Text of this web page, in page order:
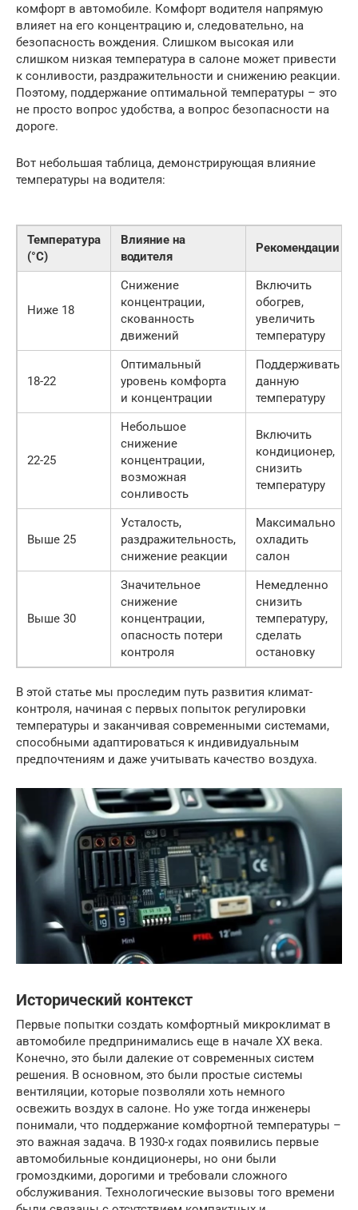
комфорт в автомобиле. Комфорт водителя напрямую
влияет на его концентрацию и, следовательно, на
безопасность вождения. Слишком высокая или
слишком низкая температура в салоне может привести
к сонливости, раздражительности и снижению реакции.
Поэтому, поддержание оптимальной температуры – это
не просто вопрос удобства, а вопрос безопасности на
дороге.
Вот небольшая таблица, демонстрирующая влияние
температуры на водителя:
Температура
(°C)
Влияние на
водителя
Рекомендации
Ниже 18
Снижение
концентрации,
скованность
движений
Включить
обогрев,
увеличить
температуру
18-22
Оптимальный
уровень комфорта
и концентрации
Поддерживать
данную
температуру
22-25
Небольшое
снижение
концентрации,
возможная
сонливость
Включить
кондиционер,
снизить
температуру
Выше 25
Усталость,
раздражительность,
снижение реакции
Максимально
охладить
салон
Выше 30
Значительное
снижение
концентрации,
опасность потери
контроля
Немедленно
снизить
температуру,
сделать
остановку
В этой статье мы проследим путь развития климат-
контроля, начиная с первых попыток регулировки
температуры и заканчивая современными системами,
способными адаптироваться к индивидуальным
предпочтениям и даже учитывать качество воздуха.
Исторический контекст
Первые попытки создать комфортный микроклимат в
автомобиле предпринимались еще в начале XX века.
Конечно, это были далекие от современных систем
решения. В основном, это были простые системы
вентиляции, которые позволяли хоть немного
освежить воздух в салоне. Но уже тогда инженеры
понимали, что поддержание комфортной температуры –
это важная задача. В 1930-х годах появились первые
автомобильные кондиционеры, но они были
громоздкими, дорогими и требовали сложного
обслуживания. Технологические вызовы того времени